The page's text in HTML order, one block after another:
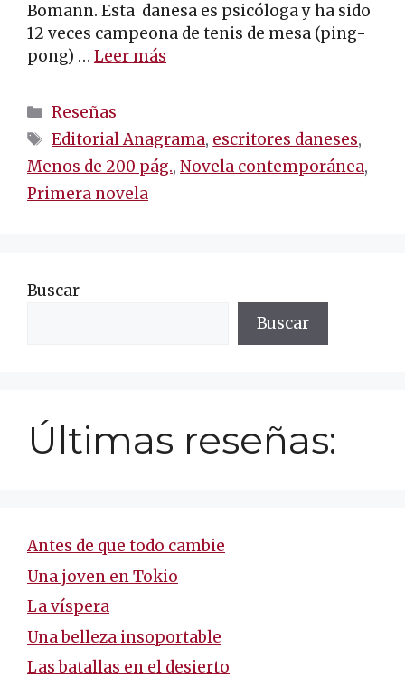
Bomann. Esta danesa es psicóloga y ha sido
12 veces campeona de tenis de mesa (ping-
pong) … Leer más
Categorías
Reseñas
Etiquetas
Editorial Anagrama, escritores daneses,
Menos de 200 pág., Novela contemporánea,
Primera novela
Buscar
Buscar
Últimas reseñas:
Antes de que todo cambie
Una joven en Tokio
La víspera
Una belleza insoportable
Las batallas en el desierto